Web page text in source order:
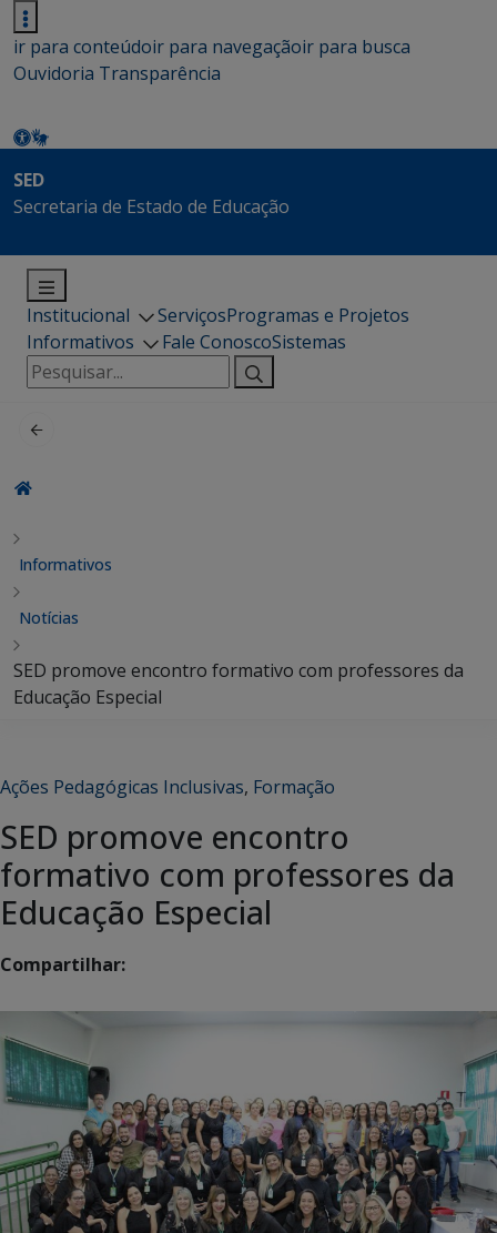
ir para conteúdoir para navegaçãoir para busca
Ouvidoria Transparência
SED
Secretaria de Estado de Educação
Institucional ServiçosProgramas e Projetos
Informativos
Fale ConoscoSistemas
Pesquisar
por:
Informativos
Notícias
SED promove encontro formativo com professores da
Educação Especial
Ações Pedagógicas Inclusivas, Formação
SED promove encontro
formativo com professores da
Educação Especial
Compartilhar: